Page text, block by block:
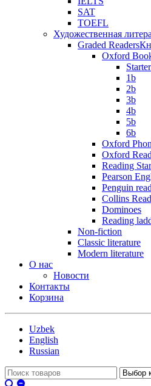
SAT
TOEFL
Художественная
Graded Readers
Oxford
1b
2b
3b
4b
5b
6b
Oxford
Oxford
Reading
Pearson
Penguin
Collins
Dominoes
Reading
Non-fiction
Classic literature
Modern literature
О нас
Новости
Контакты
Корзина
Uzbek
English
Russian